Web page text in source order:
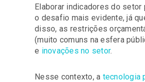
Elaborar indicadores do
o desafio mais evidente, já
disso, as restrições
(muito comuns na esfera
e inovações no setor.
Nesse contexto, a tecnologia